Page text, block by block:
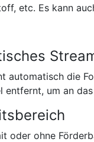
etc. Es kann
automatisch die
entfernt, um an
oder ohne